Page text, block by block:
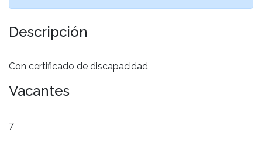
Descripción
Con certificado de discapacidad
Vacantes
7